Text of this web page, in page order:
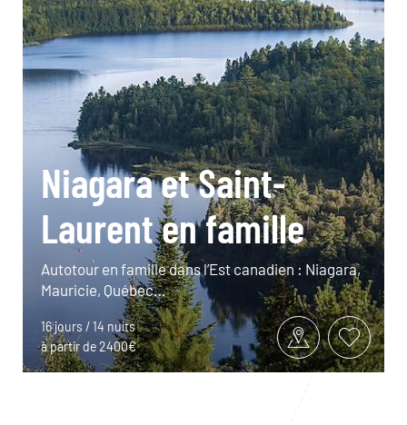
Niagara et Saint-
Laurent en famille
Autotour en famille dans l’Est canadien : Niagara,
Mauricie, Québec…
16 jours / 14 nuits
à partir de 2400€